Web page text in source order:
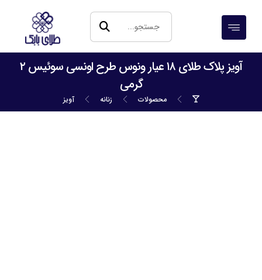
آویز پلاک طلای ۱۸ عیار ونوس طرح اونسی سوئیس ۲
گرمی
محصولات زنانه آویز